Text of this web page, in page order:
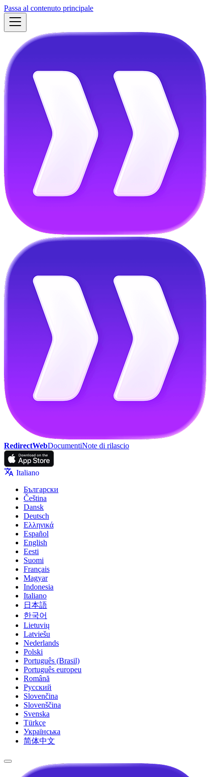
Passa al contenuto principale
RedirectWebDocumentiNote di rilascio
Italiano
Български
Čeština
Dansk
Deutsch
Ελληνικά
Español
English
Eesti
Suomi
Français
Magyar
Indonesia
Italiano
日本語
한국어
Lietuvių
Latviešu
Nederlands
Polski
Português (Brasil)
Português europeu
Română
Русский
Slovenčina
Slovenščina
Svenska
Türkçe
Українська
简体中文